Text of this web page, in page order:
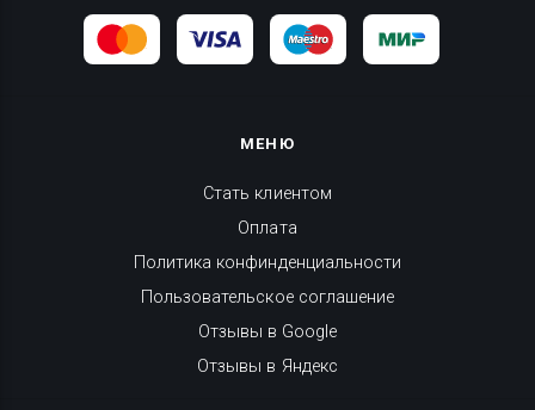
МЕНЮ
Стать клиентом
Оплата
Политика конфинденциальности
Пользовательское соглашение
Отзывы в Google
Отзывы в Яндекс